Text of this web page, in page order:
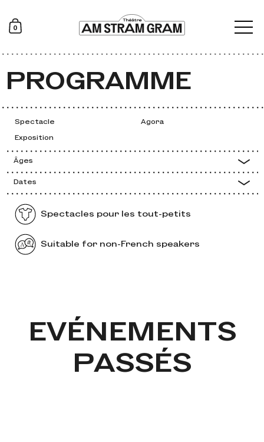
0
Spectacle Agora
Exposition
Âges
Dates
Spectacles pour les tout-petits
Suitable for non-French speakers
EVÉNEMENTS
PASSÉS